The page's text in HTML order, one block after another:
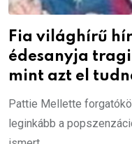
Fia világhírű
édesanyja
mint azt el
Pattie Mellette
leginkább a